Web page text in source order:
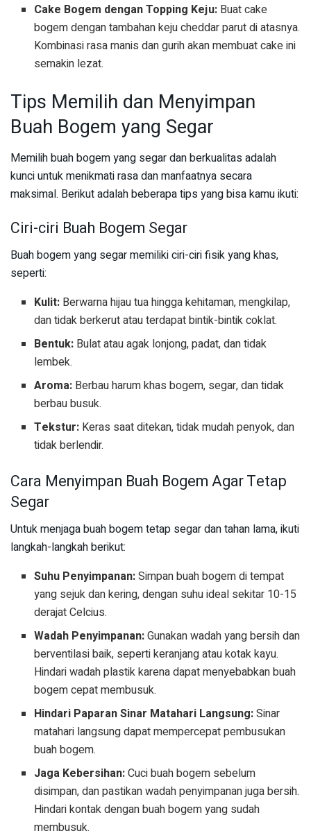
Cake Bogem dengan Topping Keju: Buat cake
bogem dengan tambahan keju cheddar parut di atasnya.
Kombinasi rasa manis dan gurih akan membuat cake ini
semakin lezat.
Tips Memilih dan Menyimpan
Buah Bogem yang Segar
Memilih buah bogem yang segar dan berkualitas adalah
kunci untuk menikmati rasa dan manfaatnya secara
maksimal. Berikut adalah beberapa tips yang bisa kamu ikuti:
Ciri-ciri Buah Bogem Segar
Buah bogem yang segar memiliki ciri-ciri fisik yang khas,
seperti:
Kulit: Berwarna hijau tua hingga kehitaman, mengkilap,
dan tidak berkerut atau terdapat bintik-bintik coklat.
Bentuk: Bulat atau agak lonjong, padat, dan tidak
lembek.
Aroma: Berbau harum khas bogem, segar, dan tidak
berbau busuk.
Tekstur: Keras saat ditekan, tidak mudah penyok, dan
tidak berlendir.
Cara Menyimpan Buah Bogem Agar Tetap
Segar
Untuk menjaga buah bogem tetap segar dan tahan lama, ikuti
langkah-langkah berikut:
Suhu Penyimpanan:Simpan buah bogem di tempat
yang sejuk dan kering, dengan suhu ideal sekitar 10-15
derajat Celcius.
Wadah Penyimpanan:Gunakan wadah yang bersih dan
berventilasi baik, seperti keranjang atau kotak kayu.
Hindari wadah plastik karena dapat menyebabkan buah
bogem cepat membusuk.
Hindari Paparan Sinar Matahari Langsung:Sinar
matahari langsung dapat mempercepat pembusukan
buah bogem.
Jaga Kebersihan:Cuci buah bogem sebelum
disimpan, dan pastikan wadah penyimpanan juga bersih.
Hindari kontak dengan buah bogem yang sudah
membusuk.